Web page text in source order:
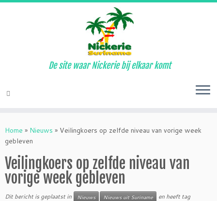
naar
inhoud
De site waar Nickerie bij elkaar komt
Home » Nieuws » Veilingkoers op zelfde niveau van vorige week
gebleven
Veilingkoers op zelfde niveau van
vorige week gebleven
Dit bericht is geplaatst in Nieuws Nieuws uit Suriname en heeft tag